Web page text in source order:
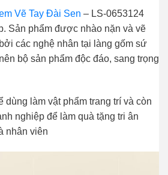
Vẽ Tay Đài Sen – LS-0653124
Sản phẩm được nhào nặn và vẽ
các nghệ nhân tại làng gốm sứ
bộ sản phẩm độc đáo, sang trọng
dùng làm vật phẩm trang trí và còn
nghiệp để làm quà tặng tri ân
nhân viên